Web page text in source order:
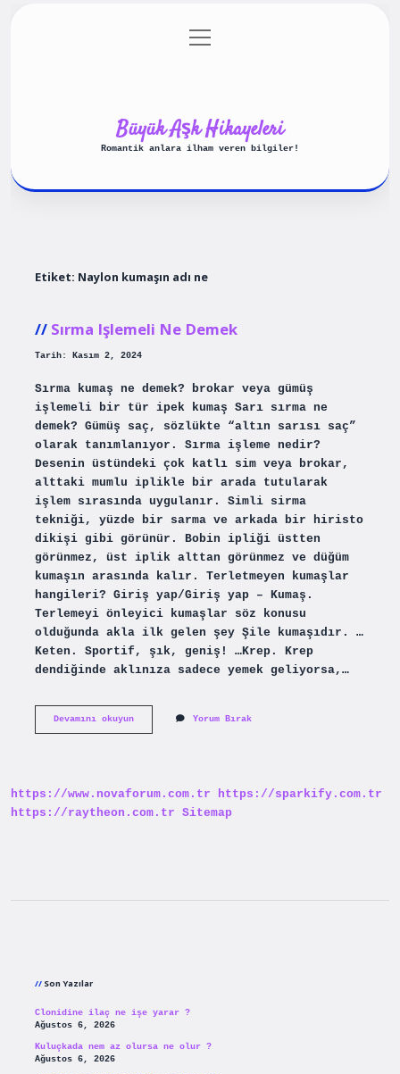
Gizlilik Politikası
menüyü
aç
Büyük Aşk Hikayeleri
Romantik anlara ilham veren bilgiler!
Etiket: Naylon kumaşın adı ne
Sırma Işlemeli Ne Demek
Tarih: Kasım 2, 2024
Sırma kumaş ne demek? brokar veya gümüş
işlemeli bir tür ipek kumaş Sarı sırma ne
demek? Gümüş saç, sözlükte “altın sarısı saç”
olarak tanımlanıyor. Sırma işleme nedir?
Desenin üstündeki çok katlı sim veya brokar,
alttaki mumlu iplikle bir arada tutularak
işlem sırasında uygulanır. Simli sirma
tekniği, yüzde bir sarma ve arkada bir hiristo
dikişi gibi görünür. Bobin ipliği üstten
görünmez, üst iplik alttan görünmez ve düğüm
kumaşın arasında kalır. Terletmeyen kumaşlar
hangileri? Giriş yap/Giriş yap – Kumaş.
Terlemeyi önleyici kumaşlar söz konusu
olduğunda akla ilk gelen şey Şile kumaşıdır. …
Keten. Sportif, şık, geniş! …Krep. Krep
dendiğinde aklınıza sadece yemek geliyorsa,…
Devamını okuyunSırma
Yorum Bırak
https://www.novaforum.com.tr
https://sparkify.com.tr
https://raytheon.com.tr Sitemap
Son Yazılar
Clonidine ilaç ne işe yarar ?
Ağustos 6, 2026
Kuluçkada nem az olursa ne olur ?
Ağustos 6, 2026